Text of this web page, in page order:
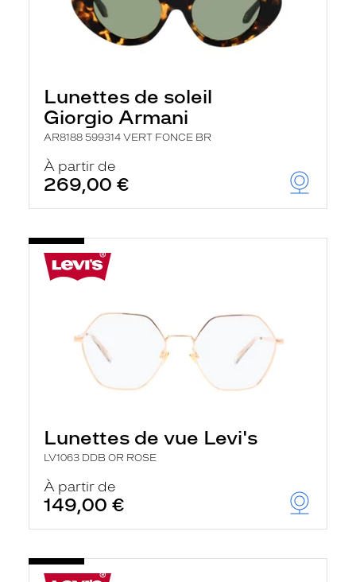
Lunettes de soleil
Giorgio Armani
AR8188 599314 VERT FONCE BR
À partir de
269,00 €
Lunettes de vue Levi's
LV1063 DDB OR ROSE
À partir de
149,00 €